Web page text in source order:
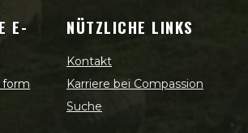
E-
form
NÜTZLICHE LINKS
Kontakt
Karriere bei Compassion
Suche